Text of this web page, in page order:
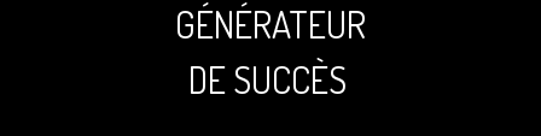
GÉNÉRATEUR
DE SUCCÈS